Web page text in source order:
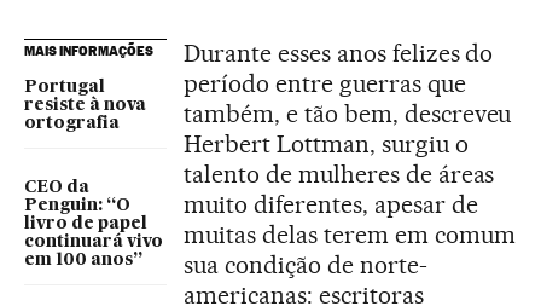
MAIS INFORMAÇÕES
Portugal
resiste à nova
ortografia
CEO da
Penguin: “O
livro de papel
continuará vivo
em 100 anos”
Durante esses anos felizes do
período entre guerras que
também, e tão bem, descreveu
Herbert Lottman, surgiu o
talento de mulheres de áreas
muito diferentes, apesar de
muitas delas terem em comum
sua condição de norte-
americanas: escritoras